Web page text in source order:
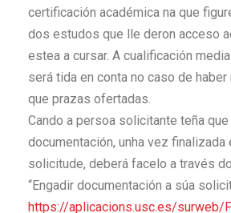
certificación académica na que
dos estudos que lle deron acceso
estea a cursar. A cualificación
será tida en conta no caso de
que prazas ofertadas.
Cando a persoa solicitante teña
documentación, unha vez finalizada
solicitude, deberá facelo a través
“Engadir documentación a súa
https://aplicacions.usc.es/surweb/